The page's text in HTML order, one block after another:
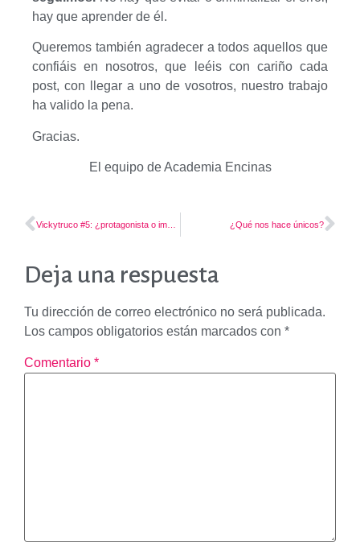
hay que aprender de él.
Queremos también agradecer a todos aquellos que
confiáis en nosotros, que leéis con cariño cada
post, con llegar a uno de vosotros, nuestro trabajo
ha valido la pena.
Gracias.
El equipo de Academia Encinas
¿Qué nos hace únicos?
Deja una respuesta
Tu dirección de correo electrónico no será publicada.
Los campos obligatorios están marcados con *
Comentario *